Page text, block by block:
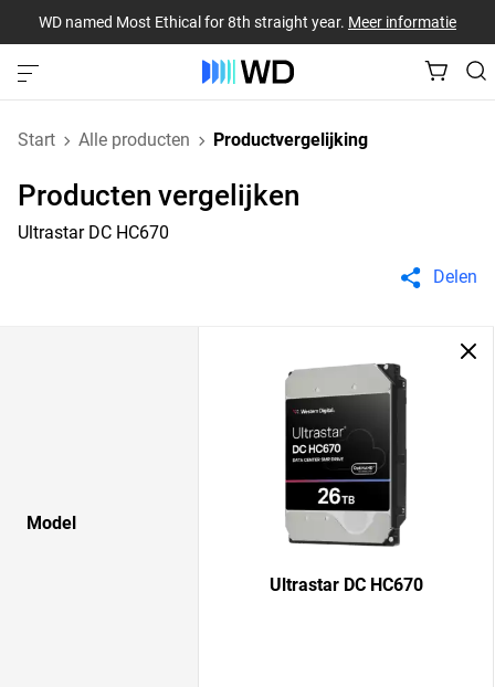
WD named Most Ethical for 8th straight year. Meer informatie
Start Alle producten Productvergelijking
Producten vergelijken
Ultrastar DC HC670
Delen
Model
Ultrastar DC HC670